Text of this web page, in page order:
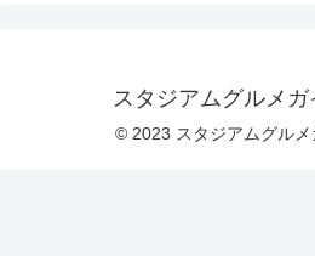
スタジアムグルメガ
© 2023 スタジアムグルメ